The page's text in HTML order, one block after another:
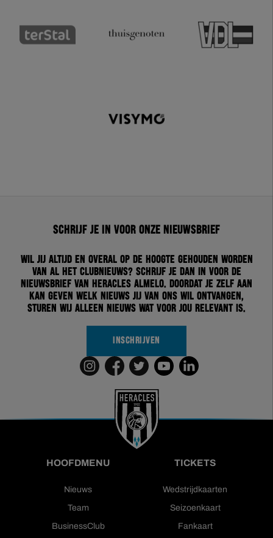
Schrijf je in voor onze nieuwsbrief
Wil jij altijd en overal op de hoogte gehouden worden
van al het clubnieuws? Schrijf je dan in voor de
nieuwsbrief van Heracles Almelo. Doordat je zelf aan
kan geven welk nieuws jij van ons wil ontvangen,
sturen wij alleen nieuws wat voor jou relevant is.
INSCHRIJVEN
HOOFDMENU
Nieuws
Team
BusinessClub
TICKETS
Wedstrijdkaarten
Seizoenkaart
Fankaart